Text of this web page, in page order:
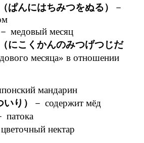
ぱんにはちみつをぬる）
－
－ медовый месяц
にこくかんのみつげつじだ
месяца» в отношении
мандарин
り）
－ содержит мёд
патока
цветочный нектар